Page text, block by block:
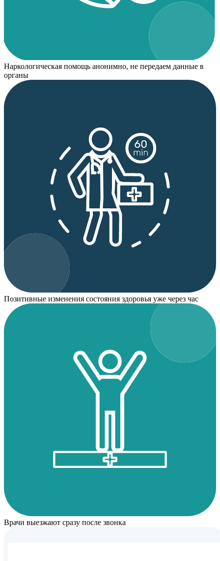
Наркологическая помощь анонимно, не передаем данные в
органы
Позитивные изменения состояния здоровья уже через час
Врачи выезжают сразу после звонка